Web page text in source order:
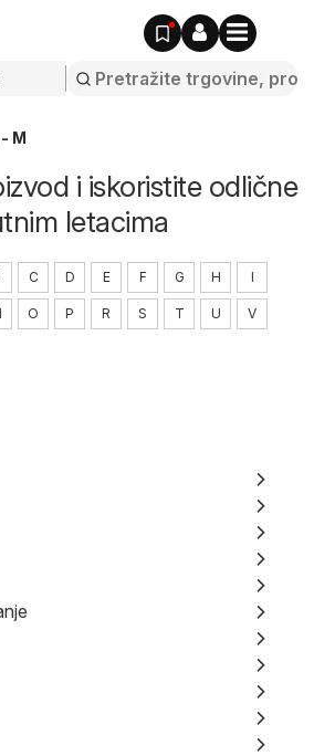
M
i iskoristite odlične
letacima
C D E F G H I
O P R S T U V